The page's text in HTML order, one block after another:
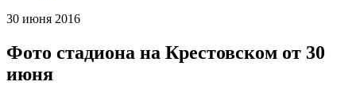
30 июня 2016
Фото стадиона на Крестовском от 30
июня